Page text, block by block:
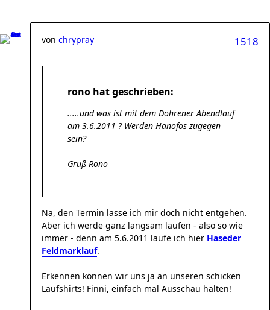
1518
von chrypray
rono hat geschrieben:
.....und was ist mit dem Döhrener Abendlauf
am 3.6.2011 ? Werden Hanofos zugegen
sein?
Gruß Rono
Na, den Termin lasse ich mir doch nicht entgehen.
Aber ich werde ganz langsam laufen - also so wie
immer - denn am 5.6.2011 laufe ich hier Haseder
Feldmarklauf.
Erkennen können wir uns ja an unseren schicken
Laufshirts! Finni, einfach mal Ausschau halten!